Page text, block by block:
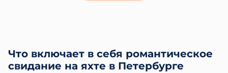
город только просыпается; дневная прогулка с
ясными видами всех достопримечательностей;
или вечерний круиз, когда включается подсветка
Что включает в себя романтическое
свидание на яхте в Петербурге